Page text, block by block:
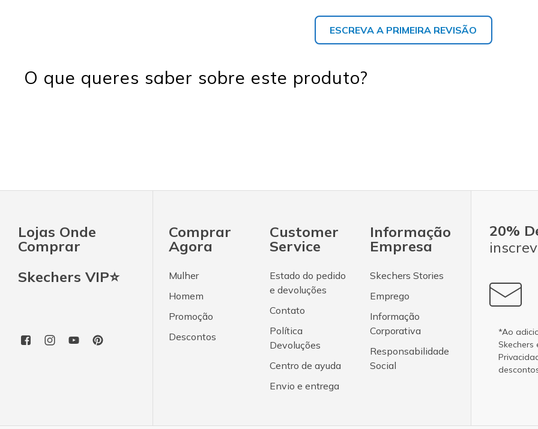
ESCREVA A PRIMEIRA REVISÃO
O que queres saber sobre este produto?
Lojas Onde
Comprar
Skechers VIP⭐
Comprar
Agora
Mulher
Homem
Promoção
Descontos
Customer
Service
Estado do pedido
e devoluções
Contato
Política
Devoluções
Centro de ayuda
Envio e entrega
Informação
Empresa
Skechers Stories
Emprego
Informação
Corporativa
Responsabilidade
Social
20%
*Ao